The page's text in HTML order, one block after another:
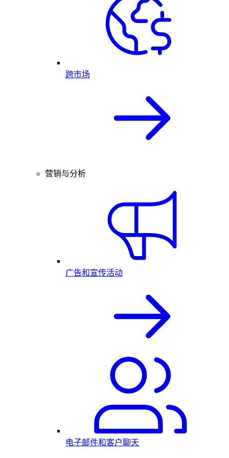
跨市场
营销与分析
广告和宣传活动
电子邮件和客户聊天